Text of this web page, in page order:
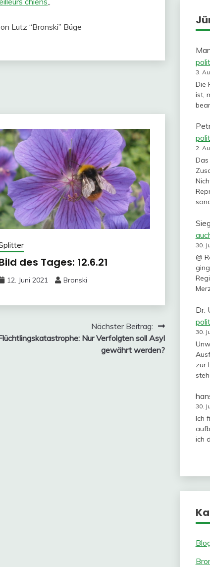
Lutz “Bronski” Büge
des Tages: 12.6.21
12. Juni 2021 Bronski
Nächster Beitrag:
Nur Verfolgten soll Asyl
gewährt werden?
3.
Die
ist,
2.
30.
@
Dr.
30.
zur
30.
Ich
ich